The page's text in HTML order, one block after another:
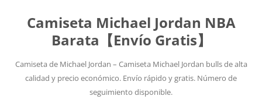
Camiseta Michael Jordan NBA
Barata【Envío Gratis】
Camiseta de Michael Jordan – Camiseta Michael Jordan bulls de alta
calidad y precio económico. Envío rápido y gratis. Número de
seguimiento disponible.